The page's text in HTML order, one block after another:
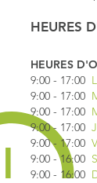
HEURES
HEURES
9:00 - 17:00
9:00 - 17:00
9:00 - 17:00
9:00 - 17:00
9:00 - 17:00
9:00 - 16:00
9:00 - 16:00